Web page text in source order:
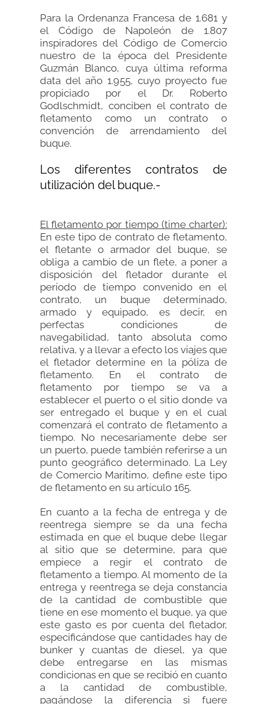
Para la Ordenanza Francesa de 1.681 y
el Código de Napoleón de 1.807
inspiradores del Código de Comercio
nuestro de la época del Presidente
Guzmán Blanco, cuya última reforma
data del año 1.955, cuyo proyecto fue
propiciado por el Dr. Roberto
Godlschmidt, conciben el contrato de
fletamento como un contrato o
convención de arrendamiento del
buque.
Los diferentes contratos de
utilización del buque.-
El fletamento por tiempo (time charter):
En este tipo de contrato de fletamento,
el fletante o armador del buque, se
obliga a cambio de un flete, a poner a
disposición del fletador durante el
período de tiempo convenido en el
contrato, un buque determinado,
armado y equipado, es decir, en
perfectas condiciones de
navegabilidad, tanto absoluta como
relativa, y a llevar a efecto los viajes que
el fletador determine en la póliza de
fletamento. En el contrato de
fletamento por tiempo se va a
establecer el puerto o el sitio donde va
ser entregado el buque y en el cual
comenzará el contrato de fletamento a
tiempo. No necesariamente debe ser
un puerto, puede también referirse a un
punto geográfico determinado. La Ley
de Comercio Marítimo, define este tipo
de fletamento en su artículo 165.
En cuanto a la fecha de entrega y de
reentrega siempre se da una fecha
estimada en que el buque debe llegar
al sitio que se determine, para que
empiece a regir el contrato de
fletamento a tiempo. Al momento de la
entrega y reentrega se deja constancia
de la cantidad de combustible que
tiene en ese momento el buque, ya que
este gasto es por cuenta del fletador,
especificándose que cantidades hay de
bunker y cuantas de diesel, ya que
debe entregarse en las mismas
condicionas en que se recibió en cuanto
a la cantidad de combustible,
pagándose la diferencia si fuere